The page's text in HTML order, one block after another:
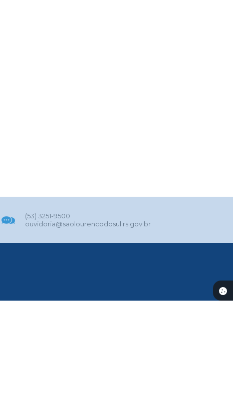
(53) 3251-9500
ouvidoria@saolourencodosul.rs.gov.br